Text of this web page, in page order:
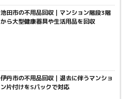
池田市の不用品回収｜マンション階段3階
から大型健康器具や生活用品を回収
伊丹市の不用品回収｜退去に伴うマンショ
ン片付けをSパックで対応